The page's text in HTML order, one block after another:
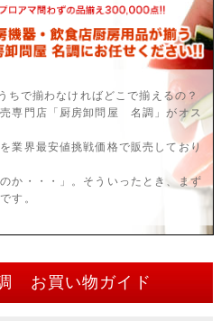
ちで揃わなければどこで揃えるの？
専門店「厨房卸問屋 名調」がオス
業界最安値挑戦価格で販売しており
か・・・」。そういったとき、まず
す。
お買い物ガイド